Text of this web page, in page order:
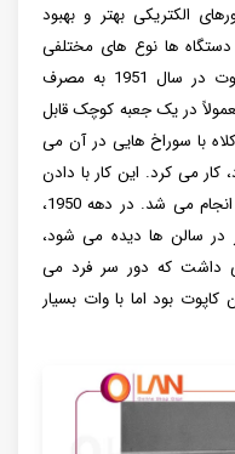
با معرفی موتورهای الکتریکی بهتر و بهبود
ها نوع های مختلفی
داشتند که یک از آن ها خشک‌ کن کاپوت در سال 1951 به مصرف‌
در یک جعبه کوچک قابل
با سوراخ ‌هایی در آن می
می‌ کرد. این کار با دادن
مقدار یکنواخت گرما به کل سر به یکباره انجام می شد. در دهه 1950،
سالن ها دیده می شود،
داشت که دور سر فرد می
بود اما با وات بسیار